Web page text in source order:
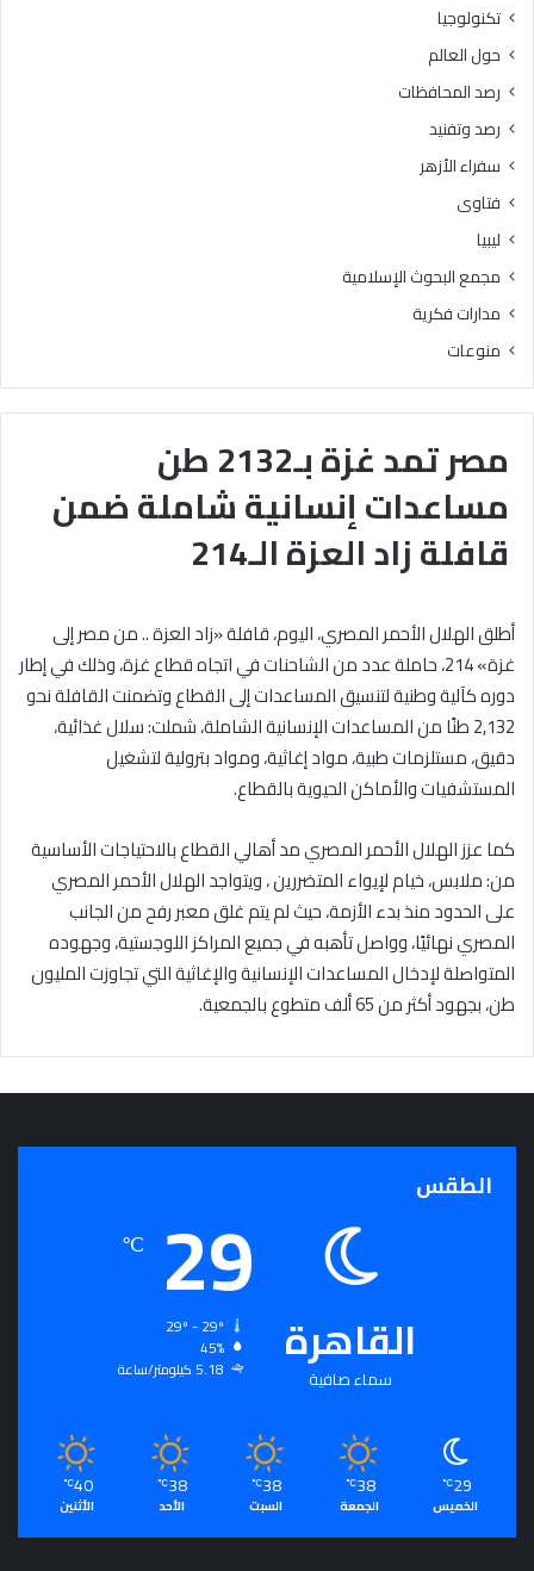
مصر تمد غزة بـ2132 طن
مساعدات إنسانية شاملة ضمن
قافلة زاد العزة الـ214
أطلق الهلال الأحمر المصري، اليوم، قافلة «زاد العزة .. من مصر إلى
غزة» 214، حاملة عدد من الشاحنات في اتجاه قطاع غزة، وذلك في إطار
دوره كآلية وطنية لتنسيق المساعدات إلى القطاع وتضمنت القافلة نحو
2,132 طنًا من المساعدات الإنسانية الشاملة، شملت: سلال غذائية،
دقيق، مستلزمات طبية، مواد إغاثية، ومواد بترولية لتشغيل
المستشفيات والأماكن الحيوية بالقطاع.
كما عزز الهلال الأحمر المصري مد أهالي القطاع بالاحتياجات الأساسية
من: ملابس، خيام لإيواء المتضررين ، ويتواجد الهلال الأحمر المصري
على الحدود منذ بدء الأزمة، حيث لم يتم غلق معبر رفح من الجانب
المصري نهائيًا، وواصل تأهبه في جميع المراكز اللوجستية، وجهوده
المتواصلة لإدخال المساعدات الإنسانية والإغاثية التي تجاوزت المليون
طن، بجهود أكثر من 65 ألف متطوع بالجمعية.
تكنولوجيا
حول العالم
رصد المحافظات
رصد وتفنيد
سفراء الأزهر
فتاوى
ليبيا
مجمع البحوث الإسلامية
مدارات فكرية
منوعات
الطقس
القاهرة
سماء صافية
29
℃
45%
5.18 كيلومتر/ساعة
29
℃
الخميس
38
℃
الجمعة
38
℃
السبت
38
℃
الأحد
40
℃
الأثنين